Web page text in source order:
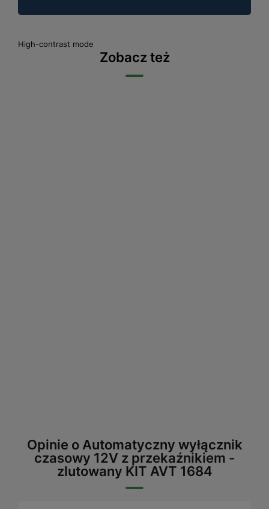
High-contrast mode
Zobacz też
Opinie o Automatyczny wyłącznik
czasowy 12V z przekaźnikiem -
zlutowany KIT AVT 1684